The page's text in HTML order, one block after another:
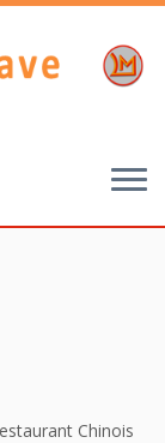
Chinois